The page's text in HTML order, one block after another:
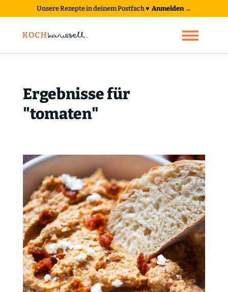
Unsere Rezepte in deinem Postfach♥ Anmelden →
Ergebnisse für
"tomaten"